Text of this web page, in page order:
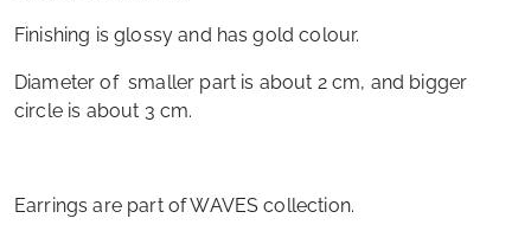
Finishing is glossy and has gold colour.
Diameter of smaller part is about 2 cm, and bigger
circle is about 3 cm.
Earrings are part of WAVES collection.